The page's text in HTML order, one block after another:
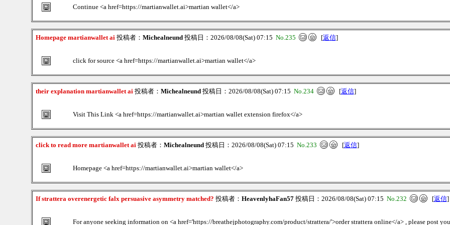
Continue <a href=https://martianwallet.ai>martian wallet</a>
Homepage martianwallet ai投稿者： Michealneund投稿日：2026/08/08(Sat) 07:15 No.235 [返信]
click for source <a href=https://martianwallet.ai>martian wallet</a>
their explanation martianwallet ai投稿者： Michealneund投稿日：2026/08/08(Sat) 07:15 No.234 [返信]
Visit This Link <a href=https://martianwallet.ai>martian wallet extension firefox</a>
click to read more martianwallet ai投稿者： Michealneund投稿日：2026/08/08(Sat) 07:15 No.233 [返信]
Homepage <a href=https://martianwallet.ai>martian wallet</a>
If strattera overenergetic falx persuasive asymmetry matched? 投稿者： HeavenlyhaFan57投稿日：2026/08/08(Sat) 07:15 No.232 [返信]
For anyone seeking information on <a href='https://breathejphotography.com/product/strattera/'>order strattera online</a> , please post